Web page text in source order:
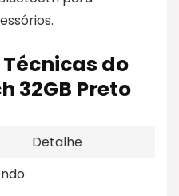
do
32GB Preto
Detalhe